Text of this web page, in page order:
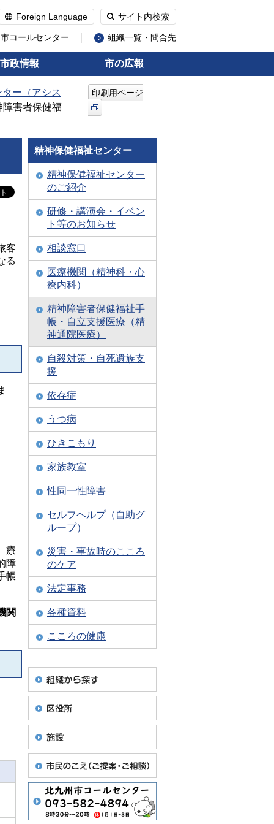
Foreign Language サイト内検索
コールセンター 組織一覧・問合先
市政情報 市の広報
ー（アシス
害者保健福
印刷用ページ
客
る
療
障
帳
関
精神保健福祉センター
精神保健福祉センター
のご紹介
研修・講演会・イベン
ト等のお知らせ
相談窓口
医療機関（精神科・心
療内科）
精神障害者保健福祉手
帳・自立支援医療（精
神通院医療）
自殺対策・自死遺族支
援
依存症
うつ病
ひきこもり
家族教室
性同一性障害
セルフヘルプ（自助グ
ループ）
災害・事故時のこころ
のケア
法定事務
各種資料
こころの健康